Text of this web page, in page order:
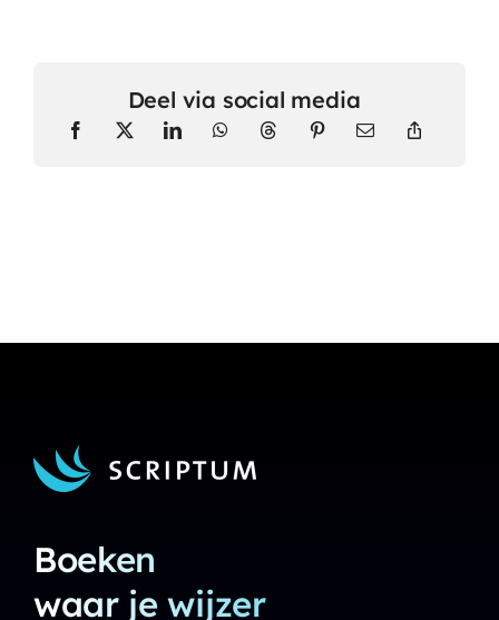
Deel via social media
Boeken
waar je wijzer